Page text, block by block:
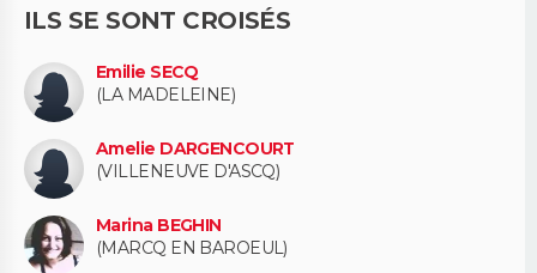
ILS SE SONT CROISÉS
Emilie SECQ
(LA MADELEINE)
Amelie DARGENCOURT
(VILLENEUVE D'ASCQ)
Marina BEGHIN
(MARCQ EN BAROEUL)